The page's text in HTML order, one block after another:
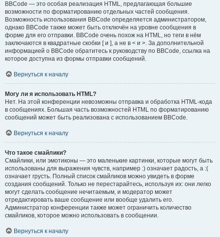
BBCode — это особая реализация HTML, предлагающая большие
возможности по форматированию отдельных частей сообщения.
Возможность использования BBCode определяется администратором,
однако BBCode также может быть отключён на уровне сообщения в
форме для его отправки. BBCode очень похож на HTML, но теги в нём
заключаются в квадратные скобки [ и ], а не в < и >. За дополнительной
информацией о BBCode обратитесь к руководству по BBCode, ссылка на
которое доступна из формы отправки сообщений.
Вернуться к началу
Могу ли я использовать HTML?
Нет. На этой конференции невозможны отправка и обработка HTML-кода
в сообщениях. Большая часть возможностей HTML по форматированию
сообщений может быть реализована с использованием BBCode.
Вернуться к началу
Что такое смайлики?
Смайлики, или эмотиконы — это маленькие картинки, которые могут быть
использованы для выражения чувств, например :) означает радость, а :(
означает грусть. Полный список смайликов можно увидеть в форме
создания сообщений. Только не перестарайтесь, используя их: они легко
могут сделать сообщение нечитаемым, и модератор может
отредактировать ваше сообщение или вообще удалить его.
Администратор конференции также может ограничить количество
смайликов, которое можно использовать в сообщении.
Вернуться к началу